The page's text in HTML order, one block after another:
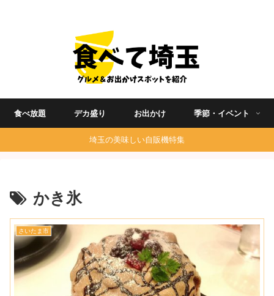
食べ放題 デカ盛り お出かけ 季節・イベント
埼玉の美味しい自販機特集
かき氷
さいたま市